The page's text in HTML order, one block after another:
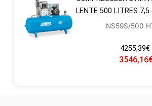
LENTE 500 LITRES 7,5
NS59S/500
4255,39€
3546,16